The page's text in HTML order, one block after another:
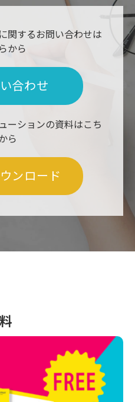
関するお問い合わせは
から
合わせ
ーションの資料はこち
ら
ンロード